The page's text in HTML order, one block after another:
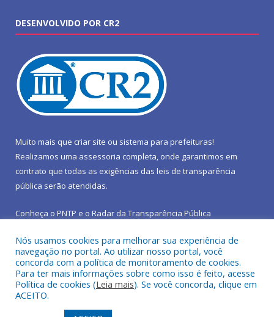
DESENVOLVIDO POR CR2
Muito mais que criar site ou sistema para prefeituras!
Realizamos uma assessoria completa, onde garantimos em
contrato que todas as exigências das leis de transparência
pública serão atendidas.
Conheça o PNTP e o Radar da Transparência Pública
Todos os direitos reservados a Prefeitura Municipal de São João
do Araguaia.
Nós usamos cookies para melhorar sua experiência de
navegação no portal. Ao utilizar nosso portal, você
concorda com a política de monitoramento de cookies.
Para ter mais informações sobre como isso é feito, acesse
Política de cookies (Leia mais). Se você concorda, clique em
ACEITO.